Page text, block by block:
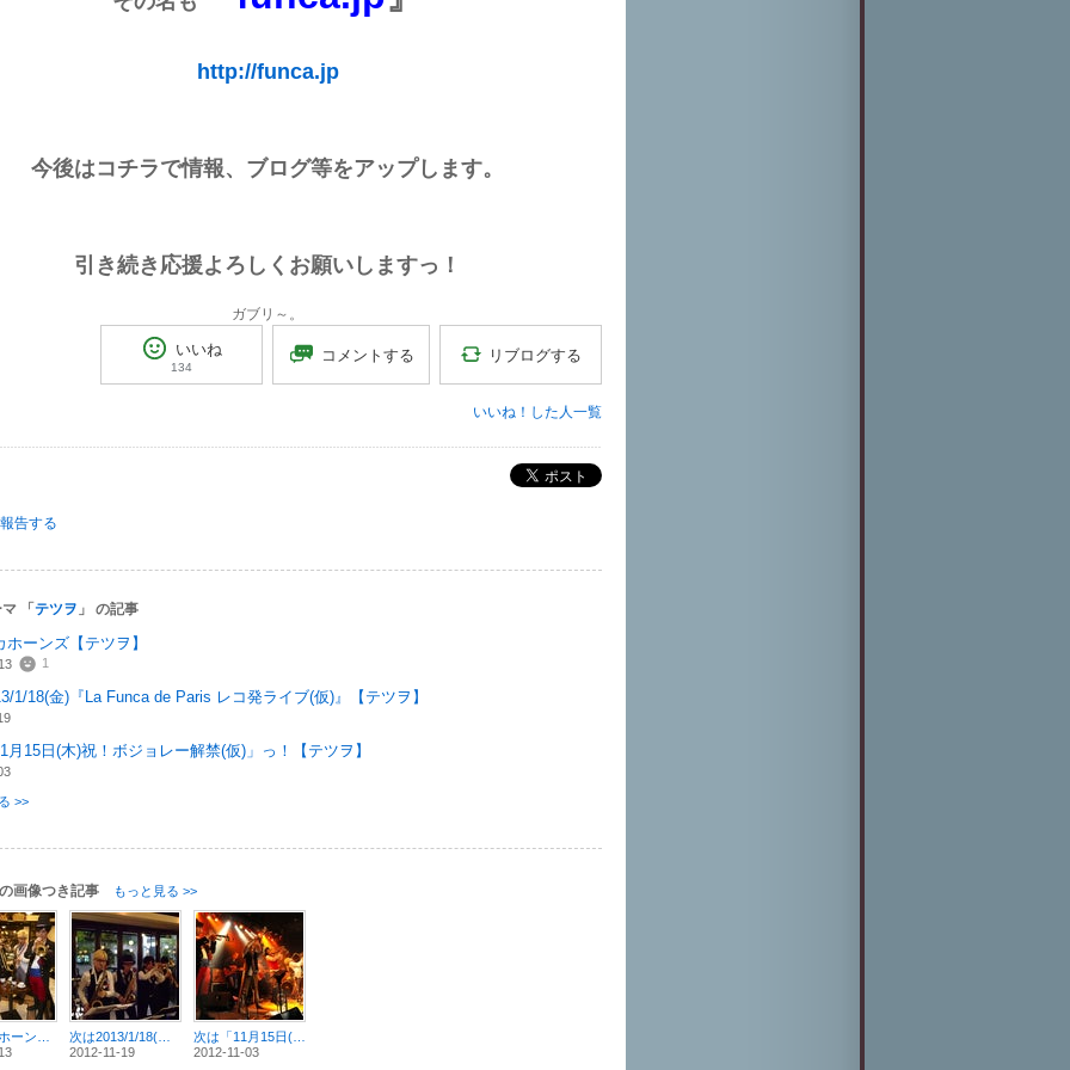
http://funca.jp
今後はコチラで情報、ブログ等をアップします。
引き続き応援よろしくお願いしますっ！
ガブリ～。
いいね
134
コメントする リブログする
いいね！した人一覧
ポスト
告する
「テツヲ 」 の記事
ホーンズ【テツヲ】
1
1/18(金)『La Funca de Paris レコ発ライブ(仮)』【テツヲ】
月15日(木)祝！ボジョレー解禁(仮)」っ！【テツヲ】
>>
画像つき記事 もっと見る >>
2012-11-19
2012-11-03